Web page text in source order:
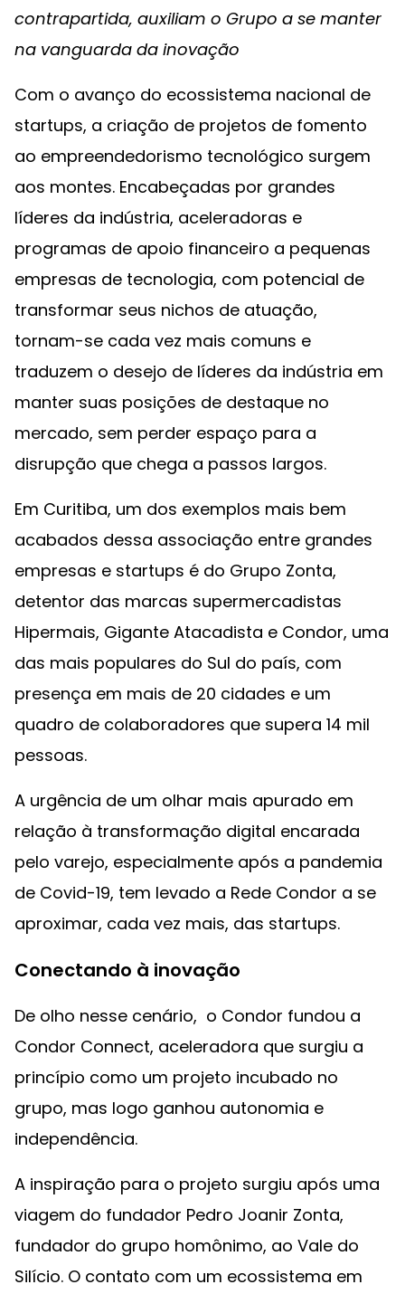
contrapartida, auxiliam o Grupo a se manter
na vanguarda da inovação
Com o avanço do ecossistema nacional de
startups, a criação de projetos de fomento
ao empreendedorismo tecnológico surgem
aos montes. Encabeçadas por grandes
líderes da indústria, aceleradoras e
programas de apoio financeiro a pequenas
empresas de tecnologia, com potencial de
transformar seus nichos de atuação,
tornam-se cada vez mais comuns e
traduzem o desejo de líderes da indústria em
manter suas posições de destaque no
mercado, sem perder espaço para a
disrupção que chega a passos largos.
Em Curitiba, um dos exemplos mais bem
acabados dessa associação entre grandes
empresas e startups é do Grupo Zonta,
detentor das marcas supermercadistas
Hipermais, Gigante Atacadista e Condor, uma
das mais populares do Sul do país, com
presença em mais de 20 cidades e um
quadro de colaboradores que supera 14 mil
pessoas.
A urgência de um olhar mais apurado em
relação à transformação digital encarada
pelo varejo, especialmente após a pandemia
de Covid-19, tem levado a Rede Condor a se
aproximar, cada vez mais, das startups.
Conectando à inovação
De olho nesse cenário, o Condor fundou a
Condor Connect, aceleradora que surgiu a
princípio como um projeto incubado no
grupo, mas logo ganhou autonomia e
independência.
A inspiração para o projeto surgiu após uma
viagem do fundador Pedro Joanir Zonta,
fundador do grupo homônimo, ao Vale do
Silício. O contato com um ecossistema em